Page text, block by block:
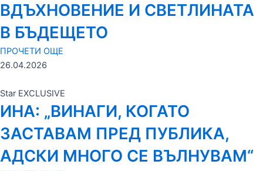
ВДЪХНОВЕНИЕ И СВЕТЛИНАТА
В БЪДЕЩЕТО
ПРОЧЕТИ ОЩЕ
26.04.2026
Star EXCLUSIVE
ИНА: „ВИНАГИ, КОГАТО
ЗАСТАВАМ ПРЕД ПУБЛИКА,
АДСКИ МНОГО СЕ ВЪЛНУВАМ“